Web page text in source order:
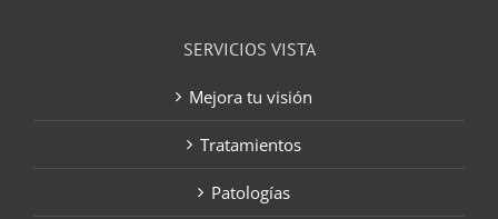
SERVICIOS VISTA
Mejora tu visión
Tratamientos
Patologías